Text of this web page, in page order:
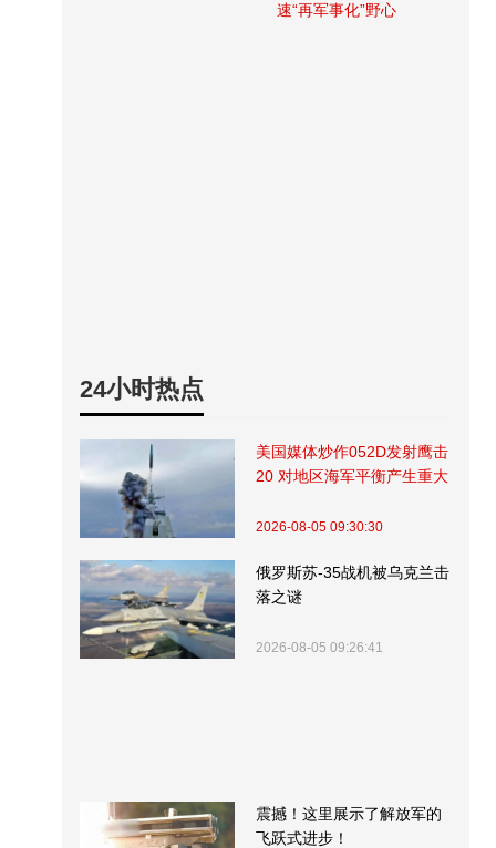
速“再军事化”野心
24小时热点
美国媒体炒作052D发射鹰击
20 对地区海军平衡产生重大
2026-08-05 09:30:30
俄罗斯苏-35战机被乌克兰击
落之谜
2026-08-05 09:26:41
震撼！这里展示了解放军的
飞跃式进步！